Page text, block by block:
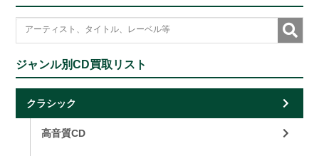
ジャンル別CD買取リスト
クラシック
高音質CD